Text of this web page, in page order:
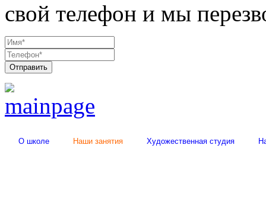
свой телефон и мы
Отправить
О школе Наши занятия Художественная студия